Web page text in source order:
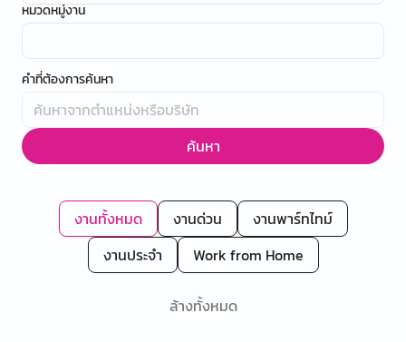
หมวดหมู่งาน
คำที่ต้องการค้นหา
ค้นหา
งานทั้งหมด งานด่วน
งานพาร์ทไทม์
งานประจำ
Work from Home
ล้างทั้งหมด